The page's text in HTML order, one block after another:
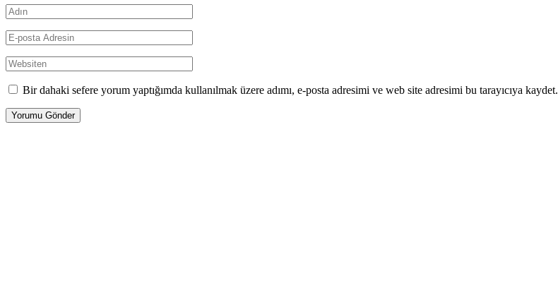
Bir dahaki sefere yorum yaptığımda kullanılmak üzere adımı, e-posta adresimi ve web site adresimi bu tarayıcıya kaydet.